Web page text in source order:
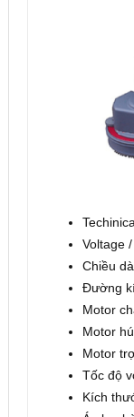
Voltage
Chiều
Đường
Motor
Motor
Motor
Tốc độ
Kích